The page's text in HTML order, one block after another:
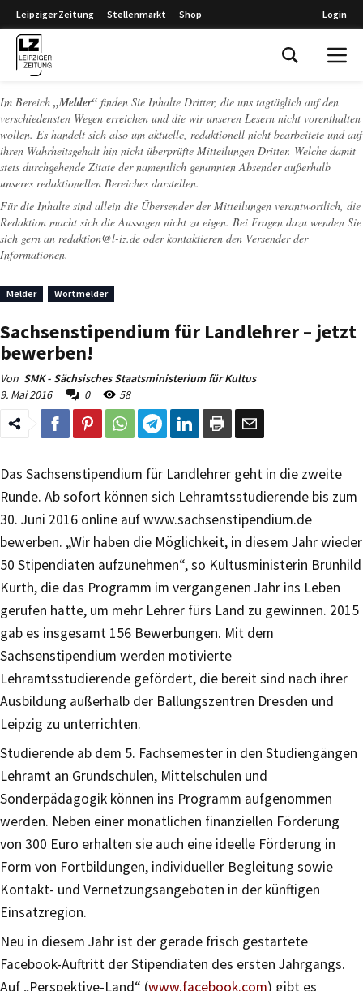
Leipziger Zeitung Stellenmarkt Shop Login
Im Bereich „Melder“ finden Sie Inhalte Dritter, die uns tagtäglich auf den
verschiedensten Wegen erreichen und die wir unseren Lesern nicht vorenthalten
wollen. Es handelt sich also um aktuelle, redaktionell nicht bearbeitete und auf
ihren Wahrheitsgehalt hin nicht überprüfte Mitteilungen Dritter. Welche damit
stets durchgehende Zitate der namentlich genannten Absender außerhalb
unseres redaktionellen Bereiches darstellen.
Für die Inhalte sind allein die Übersender der Mitteilungen verantwortlich, die
Redaktion macht sich die Aussagen nicht zu eigen. Bei Fragen dazu wenden Sie
sich gern an redaktion@l-iz.de oder kontaktieren den Versender der
Informationen.
Melder Wortmelder
Sachsenstipendium für Landlehrer – jetzt
bewerben!
Von SMK - Sächsisches Staatsministerium für Kultus
9. Mai 2016
0 58
Das Sachsenstipendium für Landlehrer geht in die zweite
Runde. Ab sofort können sich Lehramtsstudierende bis zum
30. Juni 2016 online auf www.sachsenstipendium.de
bewerben. „Wir haben die Möglichkeit, in diesem Jahr wieder
50 Stipendiaten aufzunehmen“, so Kultusministerin Brunhild
Kurth, die das Programm im vergangenen Jahr ins Leben
gerufen hatte, um mehr Lehrer fürs Land zu gewinnen. 2015
gab es insgesamt 156 Bewerbungen. Mit dem
Sachsenstipendium werden motivierte
Lehramtsstudierende gefördert, die bereit sind nach ihrer
Ausbildung außerhalb der Ballungszentren Dresden und
Leipzig zu unterrichten.
Studierende ab dem 5. Fachsemester in den Studiengängen
Lehramt an Grundschulen, Mittelschulen und
Sonderpädagogik können ins Programm aufgenommen
werden. Neben einer monatlichen finanziellen Förderung
von 300 Euro erhalten sie auch eine ideelle Förderung in
Form von Fortbildungen, individueller Begleitung sowie
Kontakt- und Vernetzungsangeboten in der künftigen
Einsatzregion.
Neu in diesem Jahr ist der gerade frisch gestartete
Facebook-Auftritt der Stipendiaten des ersten Jahrgangs.
Auf „Perspektive-Land“ (www.facebook.com) gibt es